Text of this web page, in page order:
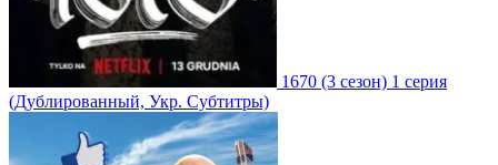
1670 (3 сезон) 1 серия
(Дублированный, Укр. Субтитры)